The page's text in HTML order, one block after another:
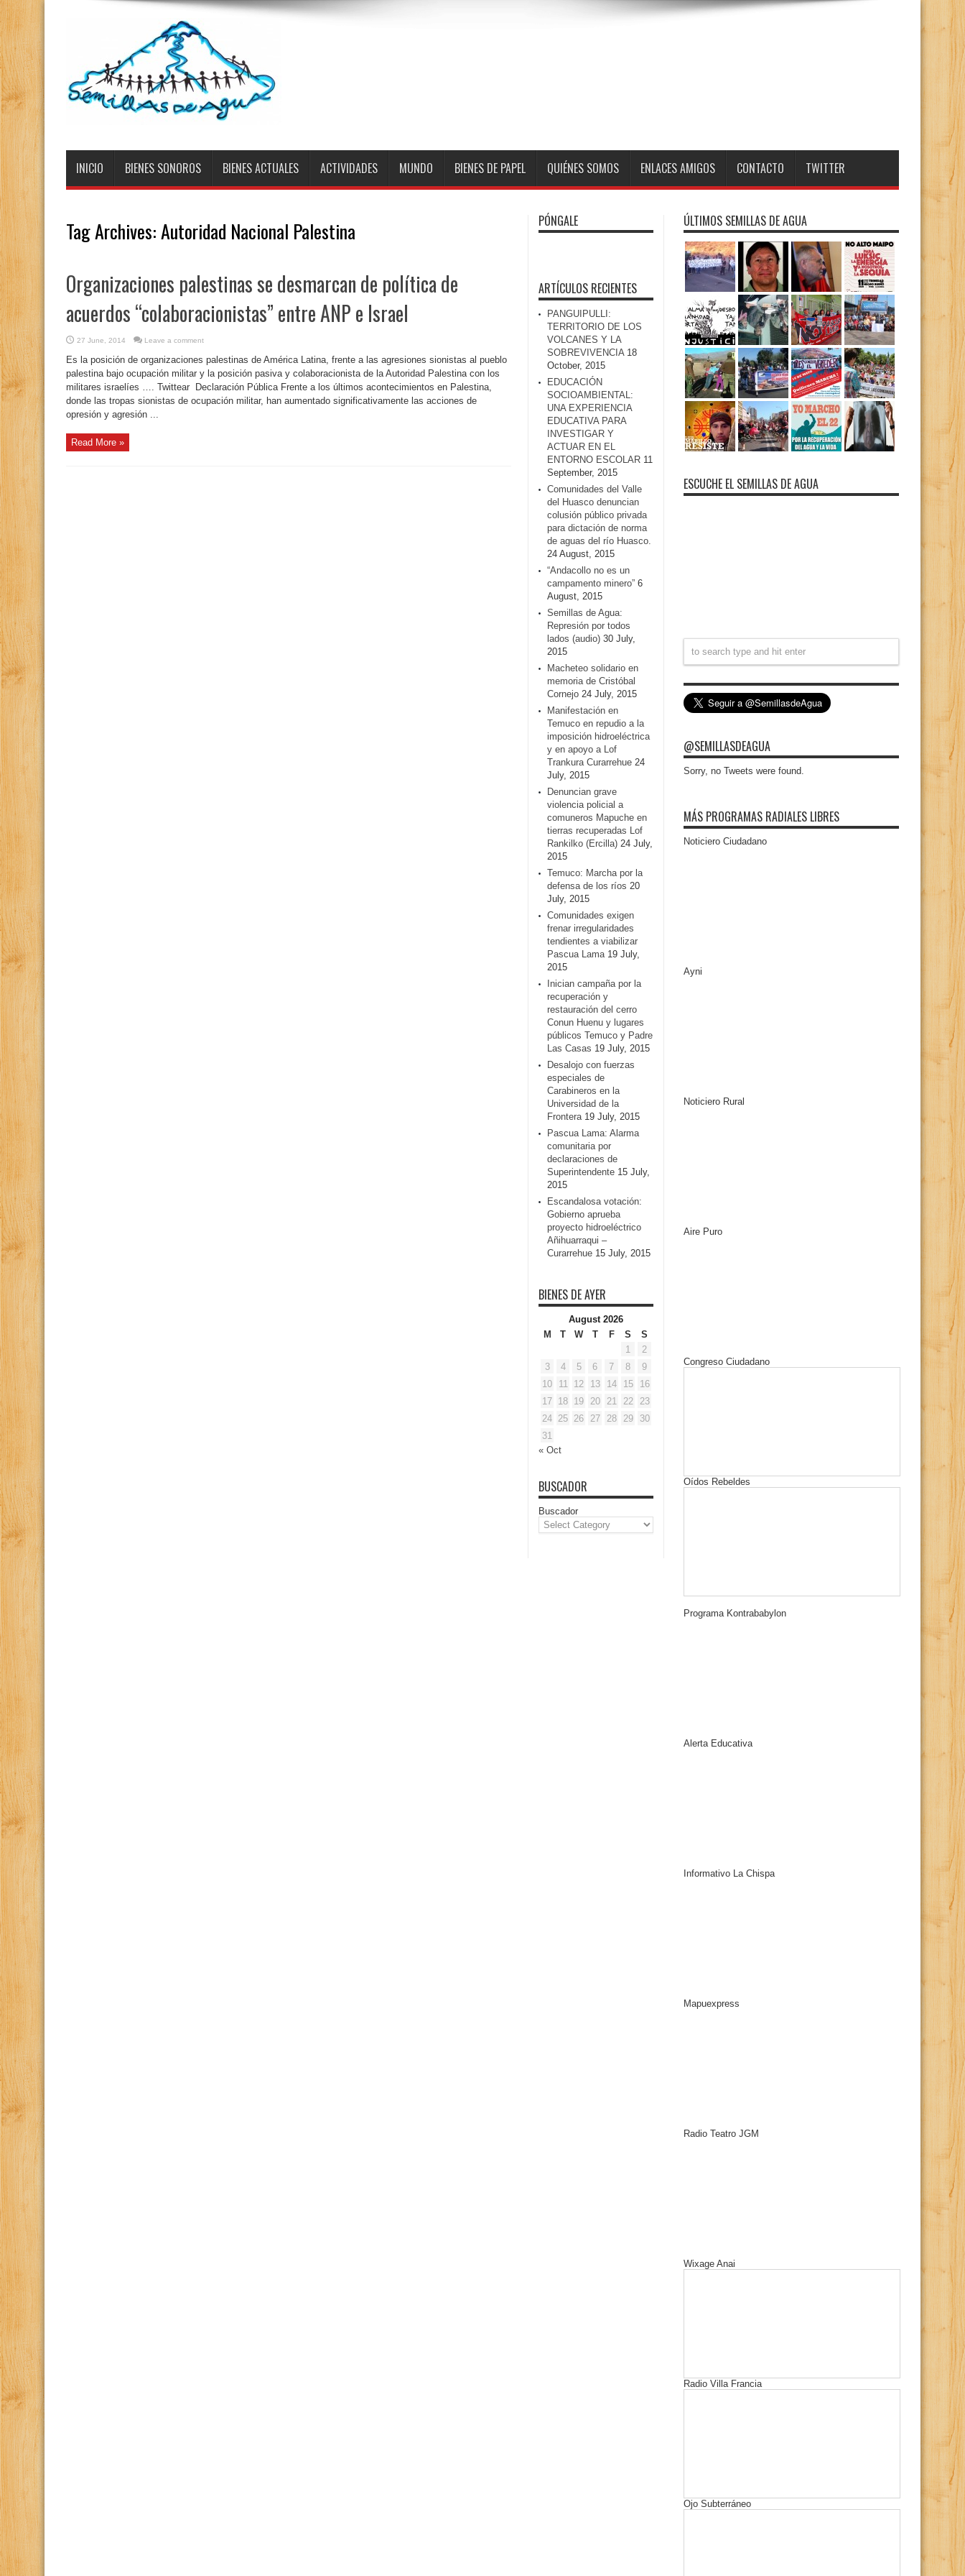
INICIO BIENES SONOROS BIENES ACTUALES ACTIVIDADES MUNDO BIENES DE PAPEL QUIÉNES SOMOS ENLACES AMIGOS CONTACTO TWITTER
Tag Archives:Autoridad Nacional Palestina
Organizaciones palestinas se desmarcan de política de
acuerdos “colaboracionistas” entre ANP e Israel
27 June, 2014 Leave a comment
Es la posición de organizaciones palestinas de América Latina, frente a las agresiones sionistas al pueblo
palestina bajo ocupación militar y la posición pasiva y colaboracionista de la Autoridad Palestina con los
militares israelíes …. Twittear Declaración Pública Frente a los últimos acontecimientos en Palestina,
donde las tropas sionistas de ocupación militar, han aumentado significativamente las acciones de
opresión y agresión ...
Read More »
PÓNGALE
ARTÍCULOS RECIENTES
PANGUIPULLI:
TERRITORIO DE LOS
VOLCANES Y LA
SOBREVIVENCIA 18
October, 2015
EDUCACIÓN
SOCIOAMBIENTAL:
UNA EXPERIENCIA
EDUCATIVA PARA
INVESTIGAR Y
ACTUAR EN EL
ENTORNO ESCOLAR 11
September, 2015
Comunidades del Valle
del Huasco denuncian
colusión público privada
para dictación de norma
de aguas del río Huasco.
24 August, 2015
“Andacollo no es un
campamento minero” 6
August, 2015
Semillas de Agua:
Represión por todos
lados (audio) 30 July,
2015
Macheteo solidario en
memoria de Cristóbal
Cornejo 24 July, 2015
Manifestación en
Temuco en repudio a la
imposición hidroeléctrica
y en apoyo a Lof
Trankura Curarrehue 24
July, 2015
Denuncian grave
violencia policial a
comuneros Mapuche en
tierras recuperadas Lof
Rankilko (Ercilla) 24 July,
2015
Temuco: Marcha por la
defensa de los ríos 20
July, 2015
Comunidades exigen
frenar irregularidades
tendientes a viabilizar
Pascua Lama 19 July,
2015
Inician campaña por la
recuperación y
restauración del cerro
Conun Huenu y lugares
públicos Temuco y Padre
Las Casas 19 July, 2015
Desalojo con fuerzas
especiales de
Carabineros en la
Universidad de la
Frontera 19 July, 2015
Pascua Lama: Alarma
comunitaria por
declaraciones de
Superintendente 15 July,
2015
Escandalosa votación:
Gobierno aprueba
proyecto hidroeléctrico
Añihuarraqui –
Curarrehue 15 July, 2015
BIENES DE AYER
August 2026
M
T W T F S
S
1
2
3
4 5 6 7 8
9
10
11 12 13 14 15
16
17 18 19 20 21 22
23
24 25 26 27 28 29
30
31
« Oct
BUSCADOR
Buscador
ÚLTIMOS SEMILLAS DE AGUA
ESCUCHE EL SEMILLAS DE AGUA
@SEMILLASDEAGUA
Sorry, no Tweets were found.
MÁS PROGRAMAS RADIALES LIBRES
Noticiero Ciudadano
Ayni
Noticiero Rural
Aire Puro
Congreso Ciudadano
Oídos Rebeldes
Programa Kontrababylon
Alerta Educativa
Informativo La Chispa
Mapuexpress
Radio Teatro JGM
Wixage Anai
Radio Villa Francia
Ojo Subterráneo